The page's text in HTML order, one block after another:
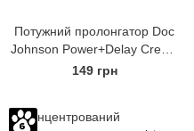
Потужний пролонгатор Doc
Johnson Power+Delay Cream
For Men (7 мл)
149 грн